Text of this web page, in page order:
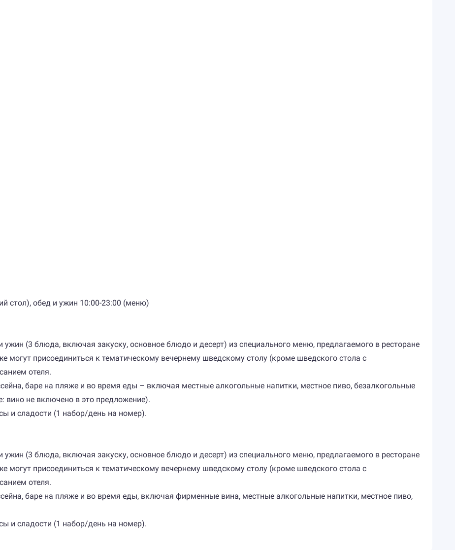
стол), обед и ужин 10:00-23:00 (меню)
ужин (3 блюда, включая закуску, основное блюдо и десерт) из специального меню, предлагаемого в ресторане
могут присоединиться к тематическому вечернему шведскому столу (кроме шведского стола с
отеля.
баре на пляже и во время еды – включая местные алкогольные напитки, местное пиво, безалкогольные
вино не включено в это предложение).
и сладости (1 набор/день на номер).
ужин (3 блюда, включая закуску, основное блюдо и десерт) из специального меню, предлагаемого в ресторане
могут присоединиться к тематическому вечернему шведскому столу (кроме шведского стола с
отеля.
баре на пляже и во время еды, включая фирменные вина, местные алкогольные напитки, местное пиво,
и сладости (1 набор/день на номер).